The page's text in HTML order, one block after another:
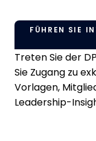
FÜHREN SIE
Treten Sie der
Sie Zugang zu
Vorlagen,
Leadership-